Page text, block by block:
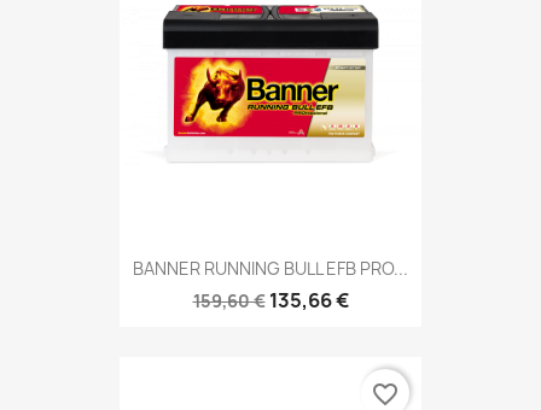
BANNER RUNNING BULL EFB PRO...
159,60 € 135,66 €
favorite_border